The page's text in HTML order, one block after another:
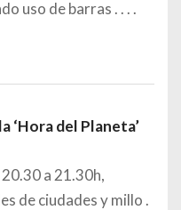
uso de barras
‘Hora del Planeta’
a 21.30h,
de ciudades y millo